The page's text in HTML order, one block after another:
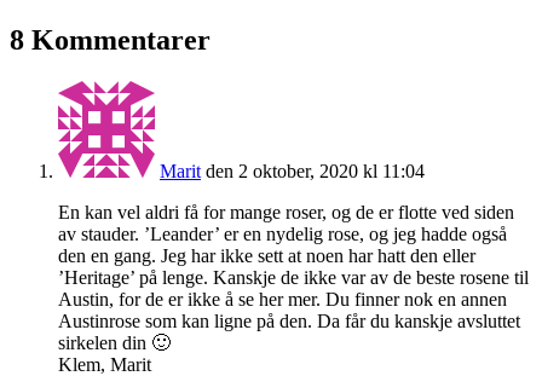
8 Kommentarer
Marit den 2 oktober, 2020 kl 11:04
En kan vel aldri få for mange roser, og de er flotte ved siden
av stauder. ’Leander’ er en nydelig rose, og jeg hadde også
den en gang. Jeg har ikke sett at noen har hatt den eller
’Heritage’ på lenge. Kanskje de ikke var av de beste rosene til
Austin, for de er ikke å se her mer. Du finner nok en annen
Austinrose som kan ligne på den. Da får du kanskje avsluttet
sirkelen din 🙂
Klem, Marit